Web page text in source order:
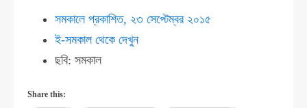
সমকালে প্রকাশিত, ২৩ সেপ্টেম্বর ২০১৫
ই-সমকাল থেকে দেখুন
ছবি: সমকাল
Share this: